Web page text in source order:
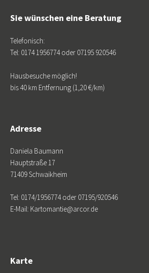
Sie wünschen eine Beratung
Telefonisch:
Tel: 0174 1956774 oder 07195 920546
Hausbesuche möglich!
bis 40 km Entfernung (1,20 €/km)
Adresse
Daniela Baumann
Hauptstraße 17
71409 Schwaikheim
Tel: 0174/1956774 oder 07195/920546
E-Mail: Kartomantie@arcor.de
Karte